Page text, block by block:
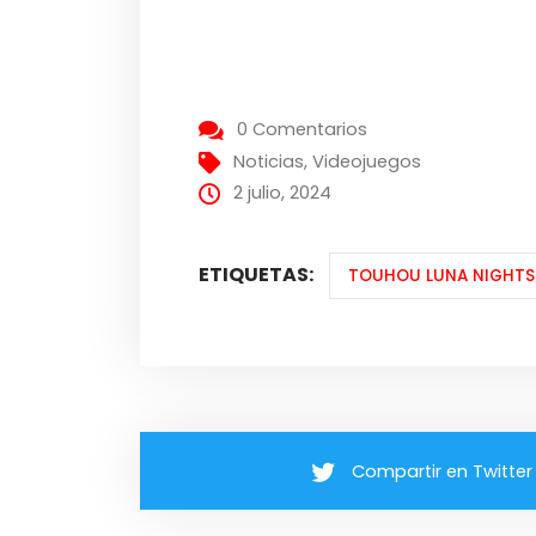
0 Comentarios
Noticias,Videojuegos
2 julio, 2024
ETIQUETAS: TOUHOU LUNA NIGHTS
Compartir en Twitter